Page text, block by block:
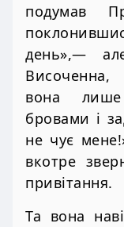
подумав
день»,—
Височенна,
вона лише
бровами і
не чує
вкотре
привітання.
Та вона